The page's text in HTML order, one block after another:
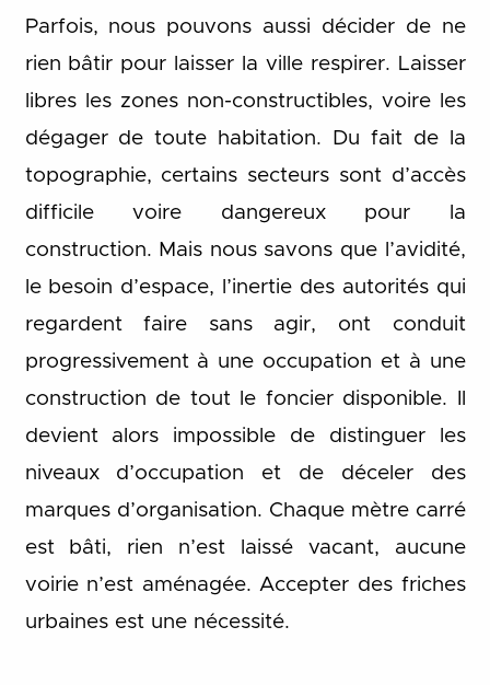
Parfois, nous pouvons aussi décider de ne
rien bâtir pour laisser la ville respirer. Laisser
libres les zones non-constructibles, voire les
dégager de toute habitation. Du fait de la
topographie, certains secteurs sont d’accès
difficile voire dangereux pour la
construction. Mais nous savons que l’avidité,
le besoin d’espace, l’inertie des autorités qui
regardent faire sans agir, ont conduit
progressivement à une occupation et à une
construction de tout le foncier disponible. Il
devient alors impossible de distinguer les
niveaux d’occupation et de déceler des
marques d’organisation. Chaque mètre carré
est bâti, rien n’est laissé vacant, aucune
voirie n’est aménagée. Accepter des friches
urbaines est une nécessité.